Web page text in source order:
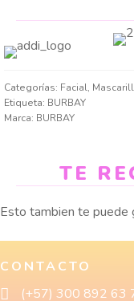
Categorías: Facial,
Etiqueta: BURBAY
Marca: BURBAY
TE
Esto tambien te puede
CONTACTO
(+57) 300 892 63